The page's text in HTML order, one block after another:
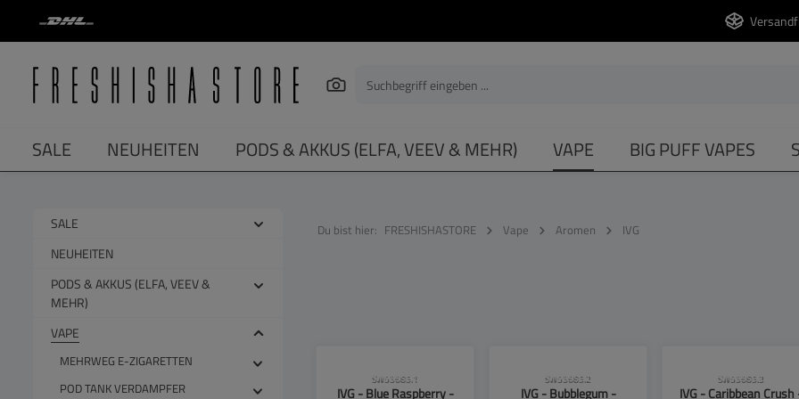
Zur Hauptnavigation springen
SALE NEUHEITEN PODS & AKKUS (ELFA, VEEV & MEHR) VAPE BIG PUFF VAPES
SALE
NEUHEITEN
PODS & AKKUS (ELFA, VEEV &
MEHR)
VAPE
MEHRWEG E-ZIGARETTEN
POD TANK VERDAMPFER
Du bist hier: FRESHISHASTORE Vape Aromen IVG
CLP-Hinweise beachten!
SW55685.1
IVG - Blue Raspberry -
CLP-Hinweise beachten!
SW55685.2
IVG - Bubblegum -
CLP-Hinweise beachten!
SW55685.3
IVG - Caribbean Crush